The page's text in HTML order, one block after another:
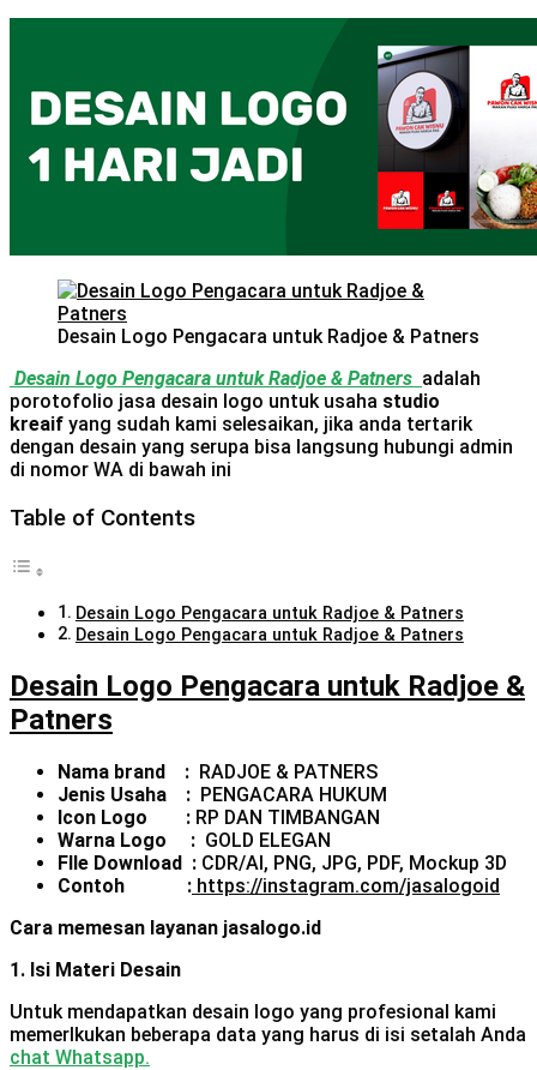
Desain Logo Pengacara untuk Radjoe & Patners
Desain Logo Pengacara untuk Radjoe & Patners adalah
porotofolio jasa desain logo untuk usaha studio
kreaif yang sudah kami selesaikan, jika anda tertarik
dengan desain yang serupa bisa langsung hubungi admin
di nomor WA di bawah ini
Table of Contents
Desain Logo Pengacara untuk Radjoe & Patners
Desain Logo Pengacara untuk Radjoe & Patners
Desain Logo Pengacara untuk Radjoe &
Patners
Nama brand : RADJOE & PATNERS
Jenis Usaha : PENGACARA HUKUM
Icon Logo : RP DAN TIMBANGAN
Warna Logo : GOLD ELEGAN
FIle Download : CDR/AI, PNG, JPG, PDF, Mockup 3D
Contoh : https://instagram.com/jasalogoid
Cara memesan layanan jasalogo.id
1. Isi Materi Desain
Untuk mendapatkan desain logo yang profesional kami
memerlkukan beberapa data yang harus di isi setalah Anda
chat Whatsapp.